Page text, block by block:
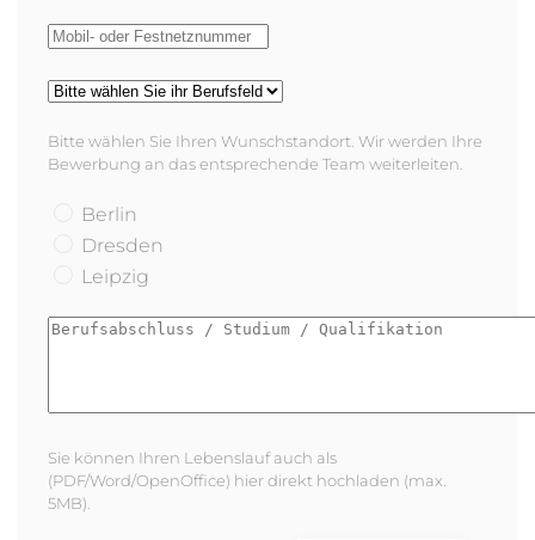
Bitte wählen Sie Ihren Wunschstandort. Wir werden Ihre
Bewerbung an das entsprechende Team weiterleiten.
Berlin
Dresden
Leipzig
Sie können Ihren Lebenslauf auch als
(PDF/Word/OpenOffice) hier direkt hochladen (max.
5MB).